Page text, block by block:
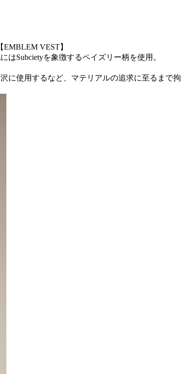
【EMBLEM VEST】
Subcietyを象徴するペイズリー柄を使用。
使用するなど、マテリアルの追求に至るまで